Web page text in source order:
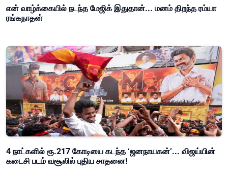
என் வாழ்க்கையில் நடந்த மேஜிக் இதுதான்... மனம் திறந்த ரம்யா
ரங்கநாதன்
4 நாட்களில் ரூ.217 கோடியை கடந்த ‘ஜனநாயகன்’... விஜய்யின்
கடைசி படம் வசூலில் புதிய சாதனை!